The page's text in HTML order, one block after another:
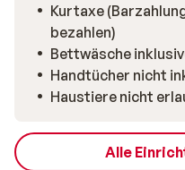
Kurtaxe
bezahlen)
Bettwäsche
Handtücher nicht
Haustiere nicht
Alle